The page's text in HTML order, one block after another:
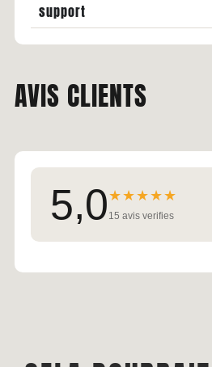
support
AVIS CLIENTS
5,0★★★★★
15 avis verifies